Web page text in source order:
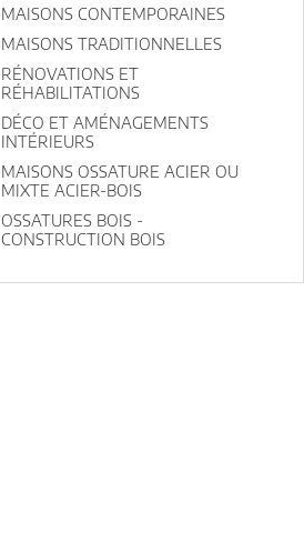
MAISONS CONTEMPORAINES
MAISONS TRADITIONNELLES
RÉNOVATIONS ET
RÉHABILITATIONS
DÉCO ET AMÉNAGEMENTS
INTÉRIEURS
MAISONS OSSATURE ACIER OU
MIXTE ACIER-BOIS
OSSATURES BOIS -
CONSTRUCTION BOIS